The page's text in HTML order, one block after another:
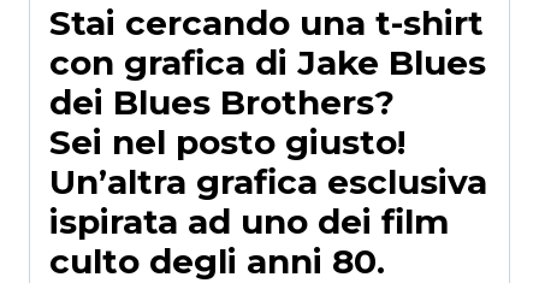
Stai cercando una t-shirt
con grafica di Jake Blues
dei Blues Brothers?
Sei nel posto giusto!
Un’altra grafica esclusiva
ispirata ad uno dei film
culto degli anni 80.